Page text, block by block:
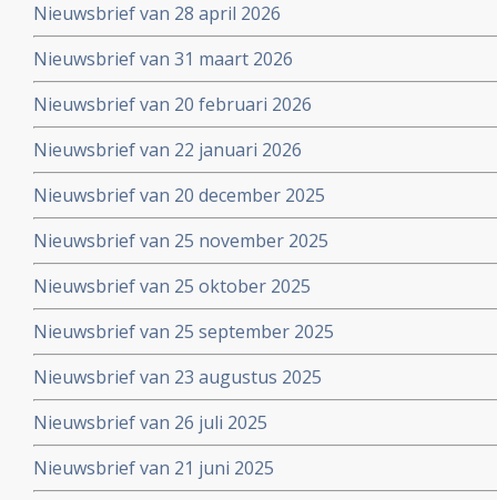
Nieuwsbrief van 28 april 2026
Nieuwsbrief van 31 maart 2026
Nieuwsbrief van 20 februari 2026
Nieuwsbrief van 22 januari 2026
Nieuwsbrief van 20 december 2025
Nieuwsbrief van 25 november 2025
Nieuwsbrief van 25 oktober 2025
Nieuwsbrief van 25 september 2025
Nieuwsbrief van 23 augustus 2025
Nieuwsbrief van 26 juli 2025
Nieuwsbrief van 21 juni 2025